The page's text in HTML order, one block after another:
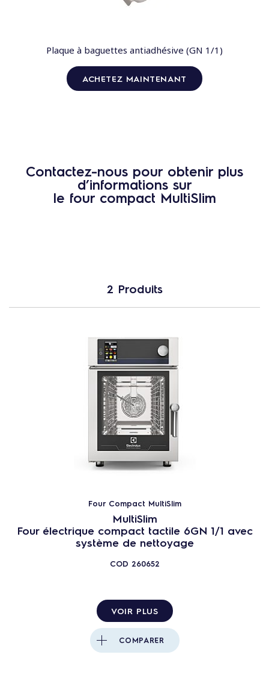
Plaque à baguettes antiadhésive (GN 1/1)
ACHETEZ MAINTENANT
Contactez-nous pour obtenir plus
d’informations sur
le four compact MultiSlim
2 Produits
Four Compact MultiSlim
MultiSlim
Four électrique compact tactile 6GN 1/1 avec
système de nettoyage
COD 260652
VOIR PLUS
COMPARER